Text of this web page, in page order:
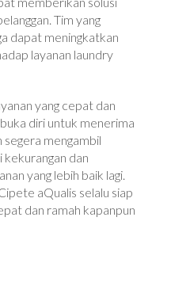
Tim yang
dapat meningkatkan
layanan laundry
yang cepat dan
diri untuk menerima
mengambil
dan
yang lebih baik lagi.
aQualis selalu siap
dan ramah kapanpun